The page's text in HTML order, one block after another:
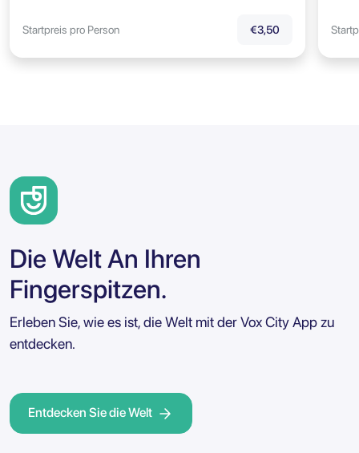
Startpreis pro Person €3,50
Die Welt An Ihren
Fingerspitzen.
Erleben Sie, wie es ist, die Welt mit der Vox City App zu
entdecken.
Entdecken Sie die Welt